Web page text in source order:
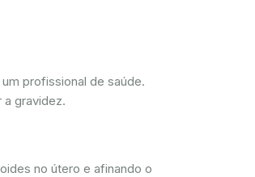
profissional de saúde.
a gravidez.
no útero e afinando o